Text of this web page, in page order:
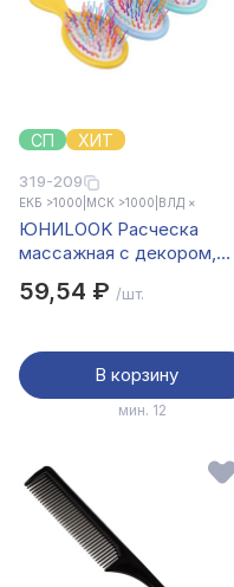
СП ХИТ
319-209
ЕКБ >1000 МСК >1000 ВЛД ×
ЮНИLOOK Расческа
массажная с декором,
59,54 ₽ /шт.
В корзину
мин. 12